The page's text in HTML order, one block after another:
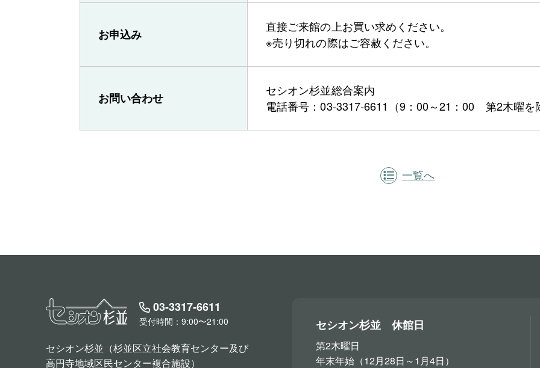
お申込み
直接ご来館の上お買い求めください。
※売り切れの際はご容赦ください。
お問い合わせ
セシオン杉並総合案内
電話番号：03-3317-6611（9：00～21：00 第2木曜を
一覧へ
03-3317-6611
受付時間：9:00〜21:00
セシオン杉並（杉並区立社会教育センター及び
高円寺地域区民センター複合施設）
セシオン杉並 休館日
第2木曜日
年末年始（12月28日～1月4日）